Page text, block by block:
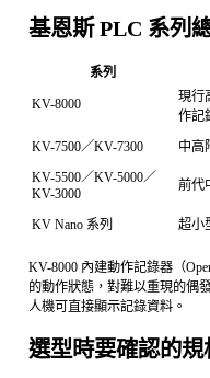
基恩斯 PLC 系列
系列
KV-8000
現行
作記
KV-7500／KV-7300 中高
KV-5500／KV-5000／
KV-3000
前代
KV Nano 系列 超小
KV-8000 內建動作記錄器（
的動作狀態，對難以重現的偶
人機可直接顯示記錄資料。
選型時要確認的規